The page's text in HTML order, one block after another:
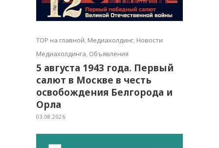
TOP на главной, Медиахолдинг, Новости
Медиахолдинга, Объявления
5 августа 1943 года. Первый
салют в Москве в честь
освобождения Белгорода и
Орла
03.08.2026